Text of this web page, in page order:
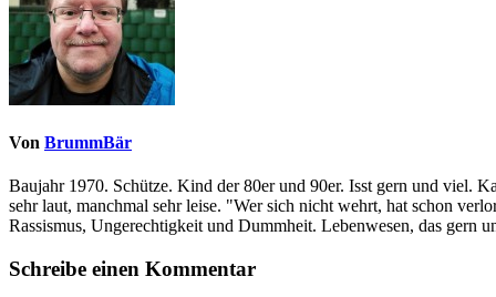
Von BrummBär
Baujahr 1970. Schütze. Kind der 80er und 90er. Isst gern und viel.
sehr laut, manchmal sehr leise. "Wer sich nicht wehrt, hat schon
Rassismus, Ungerechtigkeit und Dummheit. Lebenwesen, das gern
Schreibe einen Kommentar